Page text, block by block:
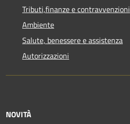
Tributi,finanze e contravvenzioni
Ambiente
Salute, benessere e assistenza
Autorizzazioni
NOVITÀ